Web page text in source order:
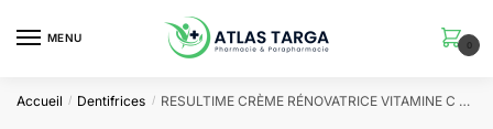
MENU
0
Accueil / Dentifrices / RESULTIME CRÈME RÉNOVATRICE VITAMINE C 50 ML